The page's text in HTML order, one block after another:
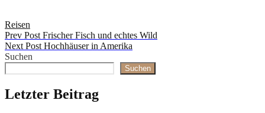
Categories
Reisen
Beitragsnavigation
Previous
Post
Prev Post Frischer Fisch und echtes Wild
Next
Post
Next Post Hochhäuser in Amerika
Suchen
Suchen
Letzter Beitrag